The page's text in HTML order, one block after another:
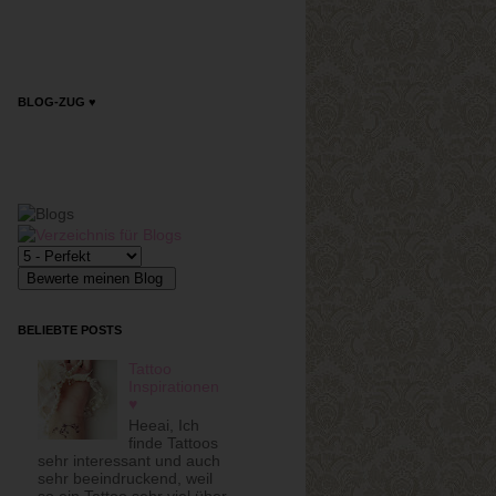
BLOG-ZUG ♥
BELIEBTE POSTS
Heeai, Ich
finde Tattoos
sehr interessant und auch
sehr beeindruckend, weil